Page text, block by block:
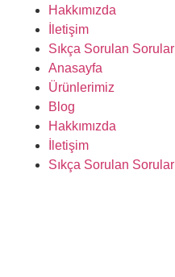
Hakkımızda
İletişim
Sıkça Sorulan Sorular
Anasayfa
Ürünlerimiz
Blog
Hakkımızda
İletişim
Sıkça Sorulan Sorular